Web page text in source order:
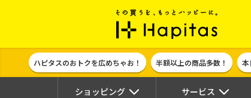
ポイン
ハピタスのおトクを広めちゃお！ 半額以上の商品多数！ 本
ショッピング サービス